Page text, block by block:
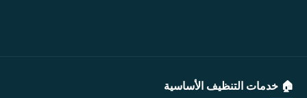
🏠 خدمات التنظيف الأساسية